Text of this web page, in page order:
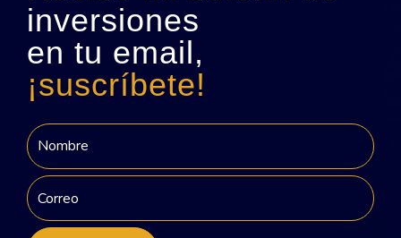
inversiones
en tu email,
¡suscríbete!